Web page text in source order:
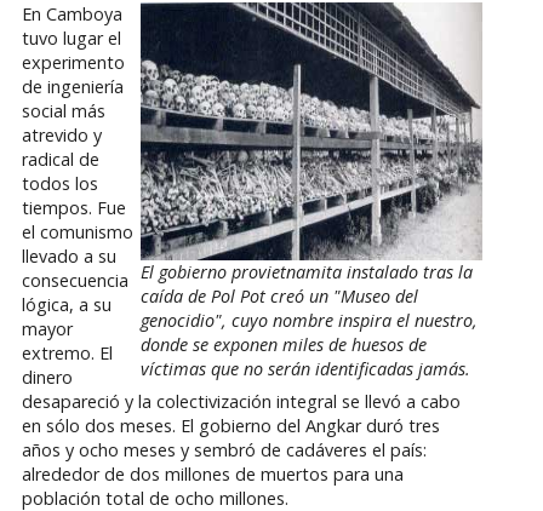
El gobierno provietnamita instalado tras la
caída de Pol Pot creó un "Museo del
genocidio", cuyo nombre inspira el nuestro,
donde se exponen miles de huesos de
víctimas que no serán identificadas jamás.
En Camboya
tuvo lugar el
experimento
de ingeniería
social más
atrevido y
radical de
todos los
tiempos. Fue
el comunismo
llevado a su
consecuencia
lógica, a su
mayor
extremo. El
dinero
desapareció y la colectivización integral se llevó a cabo
en sólo dos meses. El gobierno del Angkar duró tres
años y ocho meses y sembró de cadáveres el país:
alrededor de dos millones de muertos para una
población total de ocho millones.